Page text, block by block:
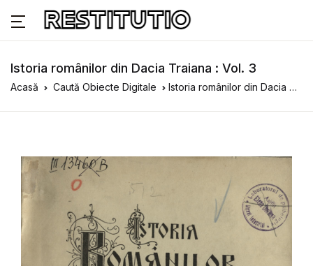
Istoria românilor din Dacia Traiana : Vol. 3
Acasă Caută Obiecte Digitale Istoria românilor din Dacia Traiana : Vol. 3